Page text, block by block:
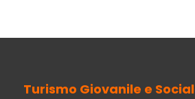
Turismo Giovanile e